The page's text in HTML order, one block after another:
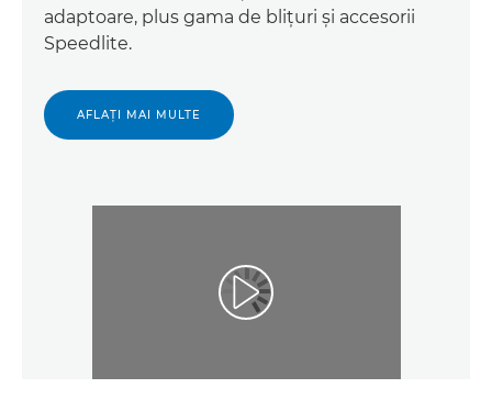
adaptoare, plus gama de bliţuri şi accesorii
Speedlite.
AFLAŢI MAI MULTE